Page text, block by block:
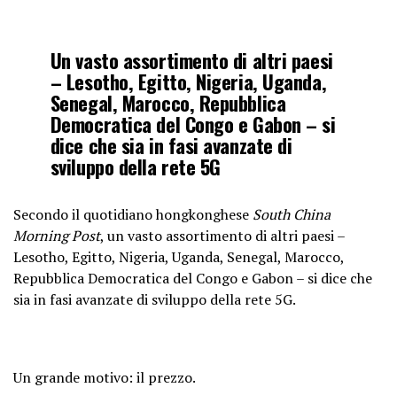
Un vasto assortimento di altri paesi
– Lesotho, Egitto, Nigeria, Uganda,
Senegal, Marocco, Repubblica
Democratica del Congo e Gabon – si
dice che sia in fasi avanzate di
sviluppo della rete 5G
Secondo il quotidiano hongkonghese South China
Morning Post, un vasto assortimento di altri paesi –
Lesotho, Egitto, Nigeria, Uganda, Senegal, Marocco,
Repubblica Democratica del Congo e Gabon – si dice che
sia in fasi avanzate di sviluppo della rete 5G.
Un grande motivo: il prezzo.